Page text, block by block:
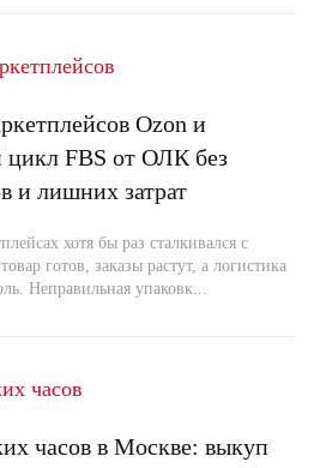
Ozon и
FBS от ОЛК без
и лишних затрат
хотя бы раз сталкивался с
готов, заказы растут, а логистика
Неправильная упаковк...
часов в Москве: выкуп